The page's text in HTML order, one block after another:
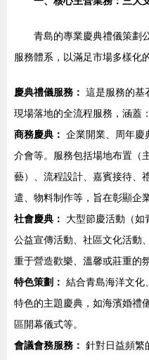
青島的專業慶典禮儀策劃
服務體系，以滿足市場多樣化
慶典禮儀服務： 這是服務的基
現場落地的全流程服務，涵蓋：
商務慶典： 企業開業、周年慶
介會等。服務包括場地布置（
藝）、流程設計、嘉賓接待、
遣、物料制作等，旨在彰顯企
社會慶典：
大型節慶活動（如
公益宣傳活動、社區文化活動
重于營造歡樂、溫馨或莊重的
特色策劃： 結合青島海洋文化
特色的主題慶典，如海濱婚禮
區開幕儀式等。
會議會務服務： 針對日益頻繁